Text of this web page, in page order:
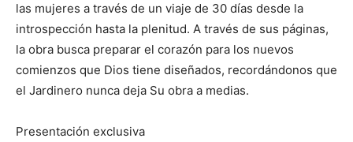
las mujeres a través de un viaje de 30 días desde la
introspección hasta la plenitud. A través de sus páginas,
la obra busca preparar el corazón para los nuevos
comienzos que Dios tiene diseñados, recordándonos que
el Jardinero nunca deja Su obra a medias.
Presentación exclusiva